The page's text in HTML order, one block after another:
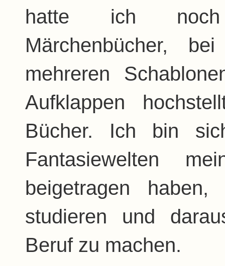
hatte ich noch
Märchenbücher,
mehreren
Aufklappen
Bücher. Ich bin
Fantasiewelten
beigetragen
studieren und
Beruf zu machen.